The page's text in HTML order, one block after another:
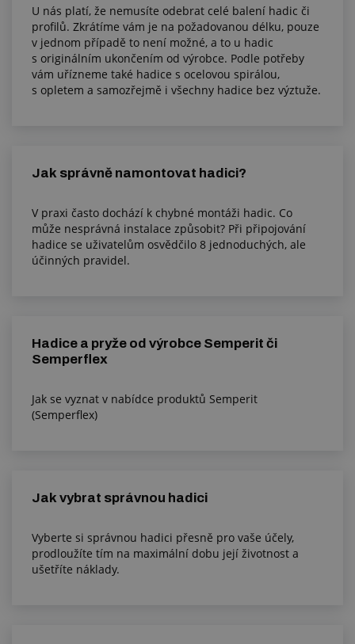
U nás platí, že nemusíte odebrat celé balení hadic či
profilů. Zkrátíme vám je na požadovanou délku, pouze
v jednom případě to není možné, a to u hadic
s originálním ukončením od výrobce. Podle potřeby
vám uřízneme také hadice s ocelovou spirálou,
s opletem a samozřejmě i všechny hadice bez výztuže.
Jak správně namontovat hadici?
V praxi často dochází k chybné montáži hadic. Co
může nesprávná instalace způsobit? Při připojování
hadice se uživatelům osvědčilo 8 jednoduchých, ale
účinných pravidel.
Hadice a pryže od výrobce Semperit či
Semperflex
Jak se vyznat v nabídce produktů Semperit
(Semperflex)
Jak vybrat správnou hadici
Vyberte si správnou hadici přesně pro vaše účely,
prodloužíte tím na maximální dobu její životnost a
ušetříte náklady.